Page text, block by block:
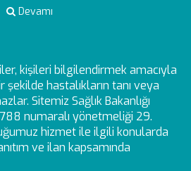
Devamı
kişileri bilgilendirmek amacıyla
şekilde hastalıkların tanı veya
Sitemiz Sağlık Bakanlığı
numaralı yönetmeliği 29.
hizmet ile ilgili konularda
ve ilan kapsamında